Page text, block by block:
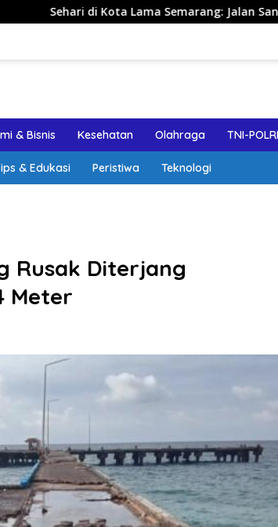
Kota Lama Semarang: Jalan Santai, Spot Foto,
& Bisnis Kesehatan Olahraga TNI-POLRI
& Edukasi Peristiwa Teknologi
Rusak Diterjang
Meter